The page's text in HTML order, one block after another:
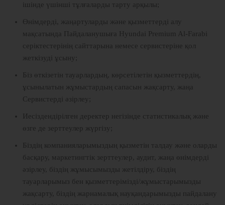
ішінде үшінші тұлғаларды тарту арқылы;
Өнімдерді, жаңартуларды және қызметтерді алу
мақсатында Пайдаланушыға Hyundai Premium Al-Farabi
серіктестерінің сайттарына немесе сервистеріне қол
жеткізуді ұсыну;
Біз өткізетін тауарлардың, көрсетілетін қызметтердің,
ұсынылатын жұмыстардың сапасын жақсарту, жаңа
Сервистерді әзірлеу;
Иесіздендірілген деректер негізінде статистикалық және
өзге де зерттеулер жүргізу;
Біздің компанияларымыздың қызметін талдау және оларды
басқару, маркетингтік зерттеулер, аудит, жаңа өнімдерді
әзірлеу, біздің жұмысымызды жетілдіру, біздің
тауарларымыз бен қызметтерімізді/жұмыстарымызды
жақсарту, біздің жарнамалық науқандарымызды пайдалану